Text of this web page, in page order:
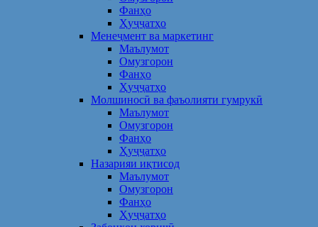
Фанҳо
Ҳуҷҷатҳо
Менеҷмент ва маркетинг
Маълумот
Омузгорон
Фанҳо
Ҳуҷҷатҳо
Молшиносӣ ва фаъолияти гумрукӣ
Маълумот
Омузгорон
Фанҳо
Ҳуҷҷатҳо
Назарияи иқтисод
Маълумот
Омузгорон
Фанҳо
Ҳуҷҷатҳо